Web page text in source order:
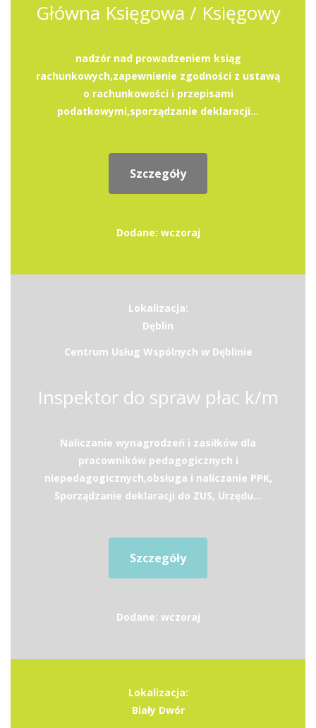
Główna Księgowa / Księgowy
nadzór nad prowadzeniem ksiąg
rachunkowych,zapewnienie zgodności z ustawą
o rachunkowości i przepisami
podatkowymi,sporządzanie deklaracji...
Szczegóły
Dodane: wczoraj
Lokalizacja:
Dęblin
Centrum Usług Wspólnych w Dęblinie
Inspektor do spraw płac k/m
Naliczanie wynagrodzeń i zasiłków dla
pracowników pedagogicznych i
niepedagogicznych,obsługa i naliczanie PPK,
Sporządzanie deklaracji do ZUS, Urzędu...
Szczegóły
Dodane: wczoraj
Lokalizacja:
Biały Dwór